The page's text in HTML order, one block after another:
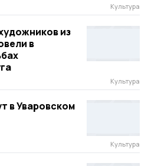
Культура
из
в
Культура
в Уваровском
Культура